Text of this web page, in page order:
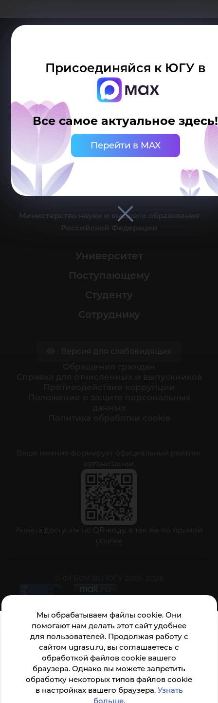
Мы обрабатываем файлы cookie. Они
помогают нам делать этот сайт удобнее
для пользователей. Продолжая работу с
сайтом ugrasu.ru, вы соглашаетесь с
обработкой файлов cookie вашего
браузера. Однако вы можете запретить
обработку некоторых типов файлов cookie
в настройках вашего браузера. Узнать
больше.
Присоединяйся к ЮГУ в
Все самое актуальное здесь!
Перейти в MAX
Делитесь новостями об университете с хештегом #ЮГУ
Сведения об образовательной организации
г. Ханты-Мансийск, ул. Чехова, 16
Канцелярия: тел.: +7 (3467) 377-000
e-mail:
Министерство науки и высшего образования
Российской Федерации
Университет
Поступающему
Студенту
Сотруднику
Ваше мнение формирует официальный рейтинг
организации:
Анкета доступна по QR-коду, а так же по прямой
ссылке